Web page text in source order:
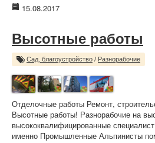
15.08.2017
Высотные работы
Сад, благоустройство / Разнорабочие
Отделочные работы Ремонт,
Высотные работы! Разнорабочие на
высококвалифицированные
именно Промышленные Альпинисты